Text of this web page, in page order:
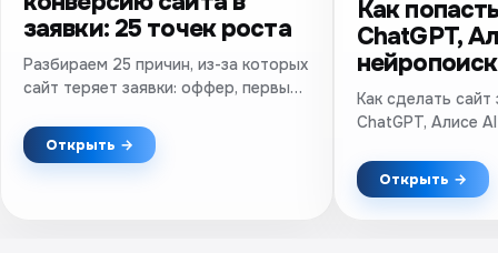
заявки: 25 точек роста
Разбираем 25 причин, из-за которых
сайт теряет заявки: оффер, первый
версия, скорость и аналитика.
Практический чек-лист.
Открыть →
Как
ChatGPT,
Как сделать
ChatGPT, Алисе
упоминания и
результатов.
Открыть →